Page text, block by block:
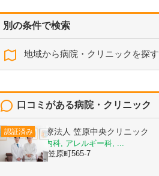
別の条件で検索
地域から病院・クリニックを探す
口コミがある病院・クリニック
認証済み 医療法人 笠原中央クリニック
内科, 糖尿病内科, アレルギー科, ...
茨城県水戸市笠原町565-7